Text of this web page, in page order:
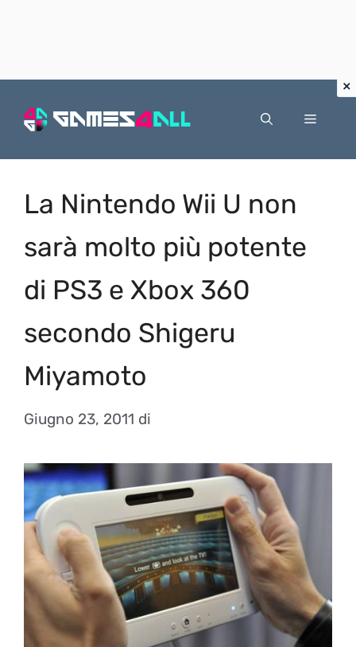
Menu
La Nintendo Wii U non
sarà molto più potente
di PS3 e Xbox 360
secondo Shigeru
Miyamoto
Giugno 23, 2011 di